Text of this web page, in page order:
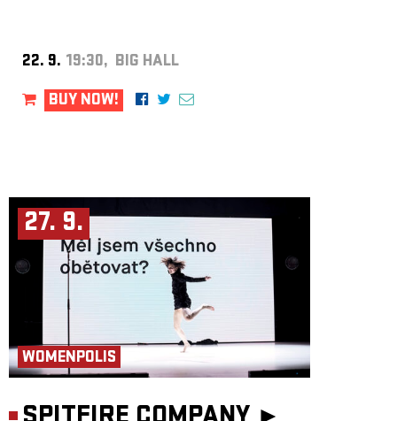
22. 9. 19:30, BIG HALL
BUY NOW!
27. 9.
WOMENPOLIS